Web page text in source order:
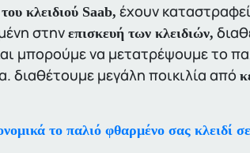
κλειδιούSaab, έχουν
στηνεπισκευή των κλειδιών,
μπορούμε να μετατρέψουμε το
διαθέτουμε μεγάλη ποικιλία από
το παλιό φθαρμένο σας κλειδί